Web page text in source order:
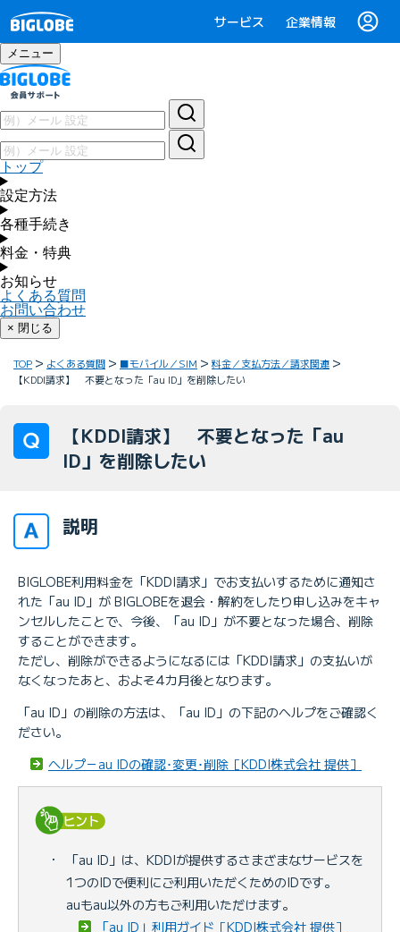
サービス 企業情報
メニュー
トップ
設定方法
各種手続き
料金・特典
お知らせ
よくある質問
お問い合わせ
× 閉じる
TOP よくある質問 ■モバイル／SIM
料金／支払方法／請求関連
【KDDI請求】 不要となった「au ID」を削除したい
【KDDI請求】 不要となった「au
ID」を削除したい
説明
BIGLOBE利用料金を「KDDI請求」でお支払いするために通知さ
れた「au ID」が BIGLOBEを退会・解約をしたり申し込みをキャ
ンセルしたことで、今後、「au ID」が不要となった場合、削除
することができます。
ただし、削除ができるようになるには「KDDI請求」の支払いが
なくなったあと、およそ4カ月後となります。
「au ID」の削除の方法は、「au ID」の下記のヘルプをご確認く
ださい。
ヘルプ－au IDの確認･変更･削除［KDDI株式会社 提供］
・
「au ID」は、KDDIが提供するさまざまなサービスを
1つのIDで便利にご利用いただくためのIDです。
auもau以外の方もご利用いただけます。
「au ID」利用ガイド［KDDI株式会社 提供］